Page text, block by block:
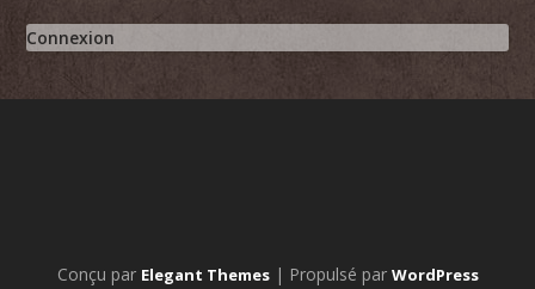
Connexion
Conçu par Elegant Themes| Propulsé par WordPress